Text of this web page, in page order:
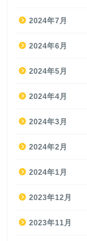
2024年7月
2024年6月
2024年5月
2024年4月
2024年3月
2024年2月
2024年1月
2023年12月
2023年11月